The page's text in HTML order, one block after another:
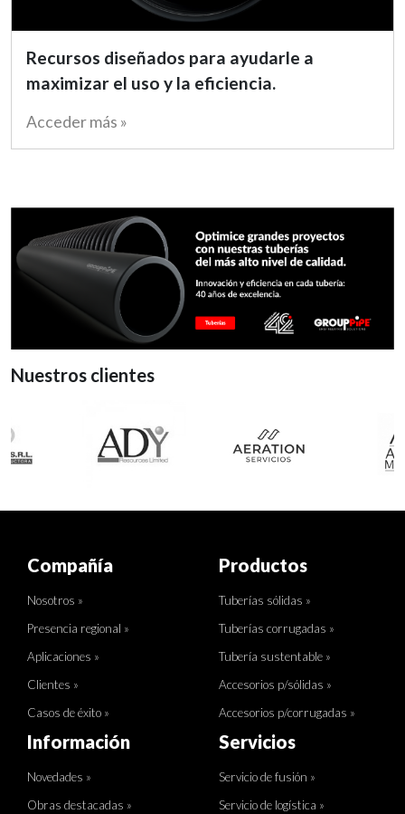
Recursos diseñados para ayudarle a
maximizar el uso y la eficiencia.
Acceder más »
Nuestros clientes
Compañía
Nosotros »
Presencia regional »
Aplicaciones »
Clientes »
Casos de éxito »
Productos
Tuberías sólidas »
Tuberías corrugadas »
Tubería sustentable »
Accesorios p/sólidas »
Accesorios p/corrugadas »
Información
Novedades »
Obras destacadas »
Servicios
Servicio de fusión »
Servicio de logística »